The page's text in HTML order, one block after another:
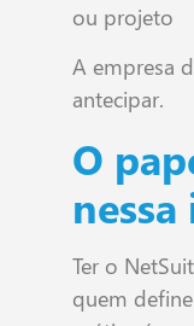
ou projeto
A empresa
antecipar.
O
Ter o
quem